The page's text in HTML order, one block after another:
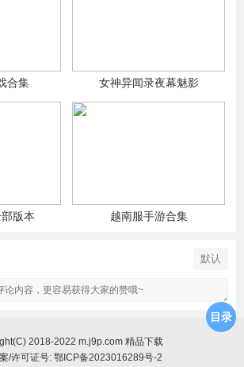
合集 女神异闻录夜幕魅影
版本 越南服手游合集
默认
2018-2022 m.j9p.com 精品下载
/许可证号: 鄂ICP备2023016289号-2
目录